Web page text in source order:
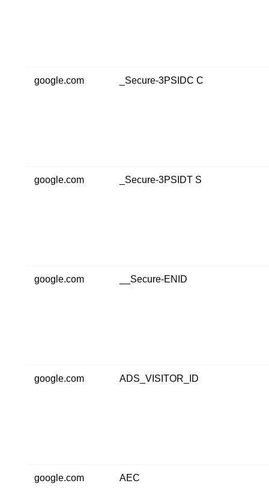
google.com _Secure-3PSIDC C
google.com _Secure-3PSIDT S
google.com __Secure-ENID
google.com ADS_VISITOR_ID
google.com AEC